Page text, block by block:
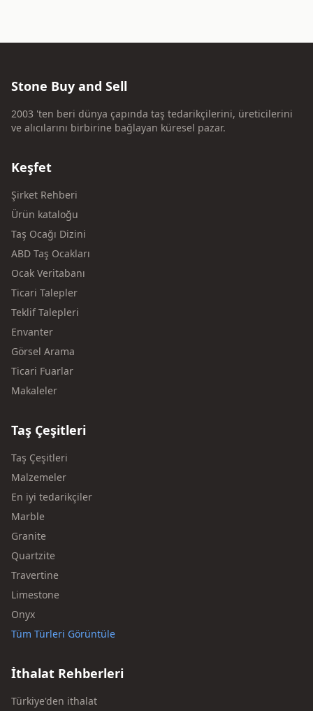
Stone Buy and Sell
2003 'ten beri dünya çapında taş tedarikçilerini, üreticilerini
ve alıcılarını birbirine bağlayan küresel pazar.
Keşfet
Şirket Rehberi
Ürün kataloğu
Taş Ocağı Dizini
ABD Taş Ocakları
Ocak Veritabanı
Ticari Talepler
Teklif Talepleri
Envanter
Görsel Arama
Ticari Fuarlar
Makaleler
Taş Çeşitleri
Taş Çeşitleri
Malzemeler
En iyi tedarikçiler
Marble
Granite
Quartzite
Travertine
Limestone
Onyx
Tüm Türleri Görüntüle
İthalat Rehberleri
Türkiye'den ithalat